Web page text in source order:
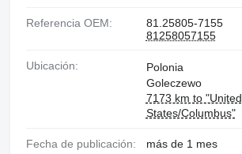
Referencia OEM:
81.25805-7155
81258057155
Ubicación:
Polonia
Goleczewo
7173 km to "United
States/Columbus"
Fecha de publicación: más de 1 mes